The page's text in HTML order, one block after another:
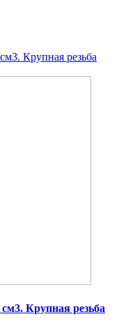
Крупная резьба